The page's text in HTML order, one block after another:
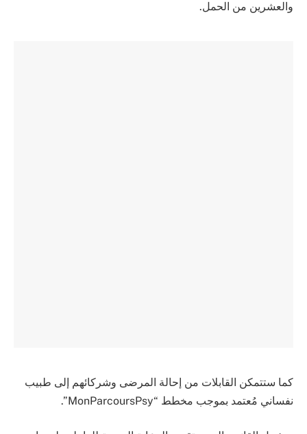
والعشرين من الحمل.
كما ستتمكن القابلات من إحالة المرضى وشركائهم إلى طبيب
نفساني مُعتمد بموجب مخطط “MonParcoursPsy”.